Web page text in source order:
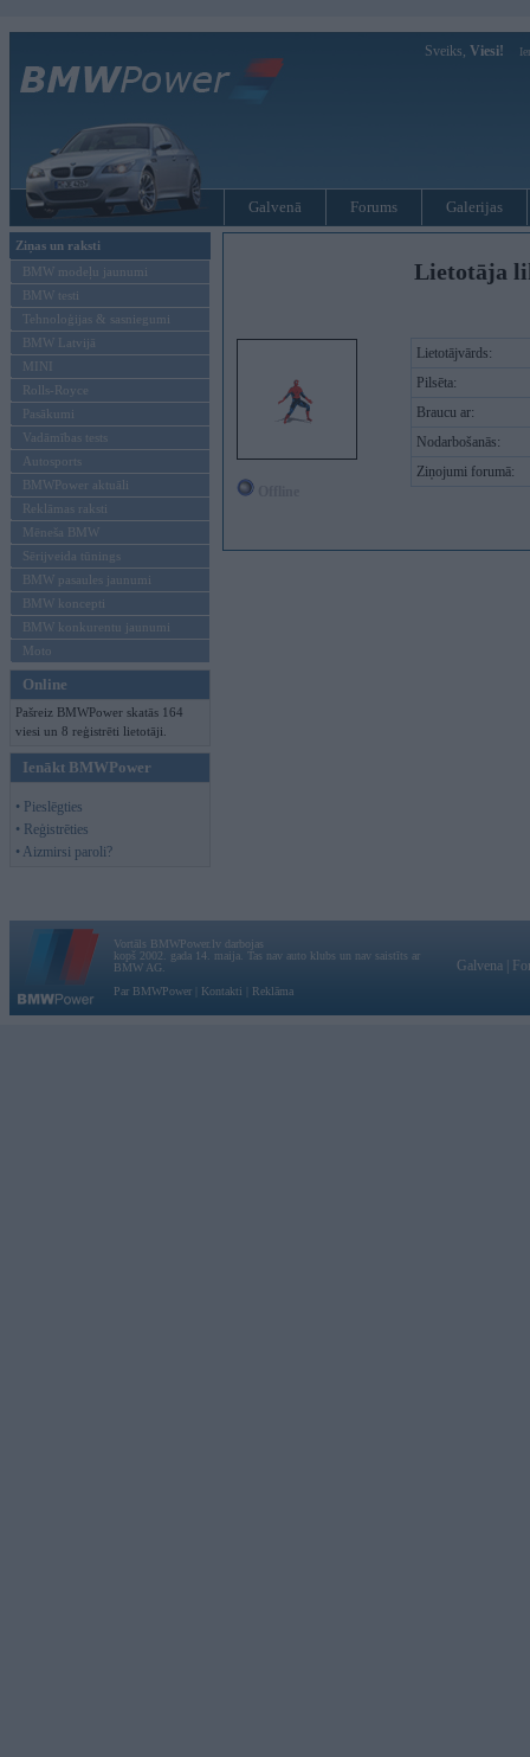
Sveiks, Viesi!
Galvenā Forums Galerijas
Ziņas un raksti
BMW modeļu jaunumi
BMW testi
Tehnoloģijas & sasniegumi
BMW Latvijā
MINI
Rolls-Royce
Pasākumi
Vadāmības tests
Autosports
BMWPower aktuāli
Reklāmas raksti
Mēneša BMW
Sērijveida tūnings
BMW pasaules jaunumi
BMW koncepti
BMW konkurentu jaunumi
Moto
Online
Pašreiz BMWPower skatās 164
viesi un 8 reģistrēti lietotāji.
Ienākt BMWPower
• Pieslēgties
• Reģistrēties
• Aizmirsi paroli?
Lietotāja
Lietotājvārds:
Pilsēta:
Braucu ar:
Nodarbošanās:
Ziņojumi forumā:
Vortāls BMWPower.lv darbojas
kopš 2002. gada 14. maija. Tas nav auto klubs un nav saistīts ar
BMW AG.
Par BMWPower
Kontakti Reklāma
Galvena